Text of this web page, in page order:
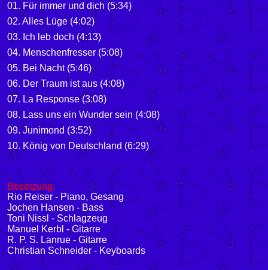
01. Für immer und dich (5:34)
02. Alles Lüge (4:02)
03. Ich leb doch (4:13)
04. Menschenfresser (5:08)
05. Bei Nacht (5:46)
06. Der Traum ist aus (4:08)
07. La Response (3:08)
08. Lass uns ein Wunder sein (4:08)
09. Junimond (3:52)
10. König von Deutschland (6:29)
Besetzung:
Rio Reiser - Piano, Gesang
Jochen Hansen - Bass
Toni Nissl - Schlagzeug
Manuel Kerbl - Gitarre
R. P. S. Lanrue - Gitarre
Christian Schneider - Keyboards